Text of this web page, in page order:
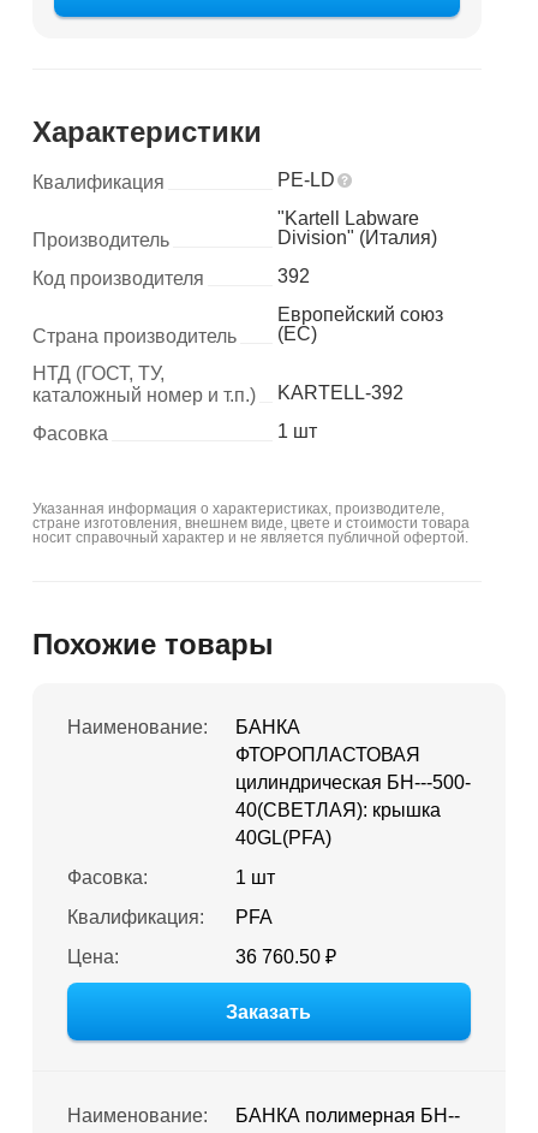
Характеристики
Квалификация PE-LD
Производитель
"Kartell Labware
Division" (Италия)
Код производителя
392
Страна производитель
Европейский союз
(ЕС)
НТД (ГОСТ, ТУ,
каталожный номер и т.п.)
KARTELL-392
Фасовка
1 шт
Указанная информация о характеристиках, производителе,
стране изготовления, внешнем виде, цвете и стоимости товара
носит справочный характер и не является публичной офертой.
Похожие товары
Наименование:
БАНКА
ФТОРОПЛАСТОВАЯ
цилиндрическая БН---500-
40(СВЕТЛАЯ): крышка
40GL(PFA)
Фасовка:
1 шт
Квалификация:
PFA
Цена:
36 760.50 ₽
Заказать
Наименование:
БАНКА полимерная БН--